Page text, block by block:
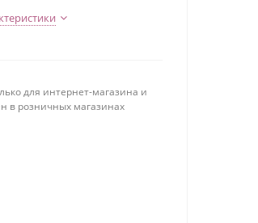
для интернет-магазина и
в розничных магазинах